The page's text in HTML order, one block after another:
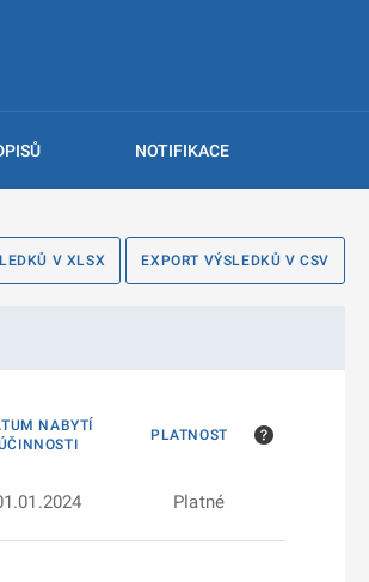
NOTIFIKACE
V XLSX EXPORT VÝSLEDKŮ V CSV
NABYTÍ
PLATNOST
Platné